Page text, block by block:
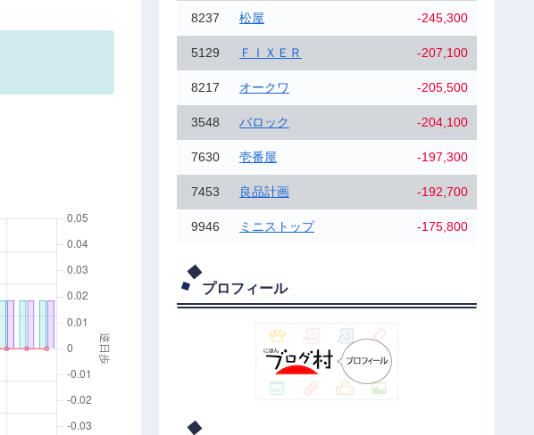
8237 松屋 -245,300
5129 ＦＩＸＥＲ -207,100
8217 オークワ -205,500
3548 バロック -204,100
7630 壱番屋 -197,300
7453 良品計画 -192,700
9946 ミニストップ -175,800
プロフィール